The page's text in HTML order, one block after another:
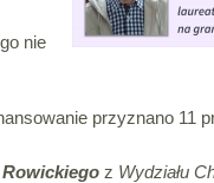
nie
przyznano 11
Rowickiegoz Wydziału